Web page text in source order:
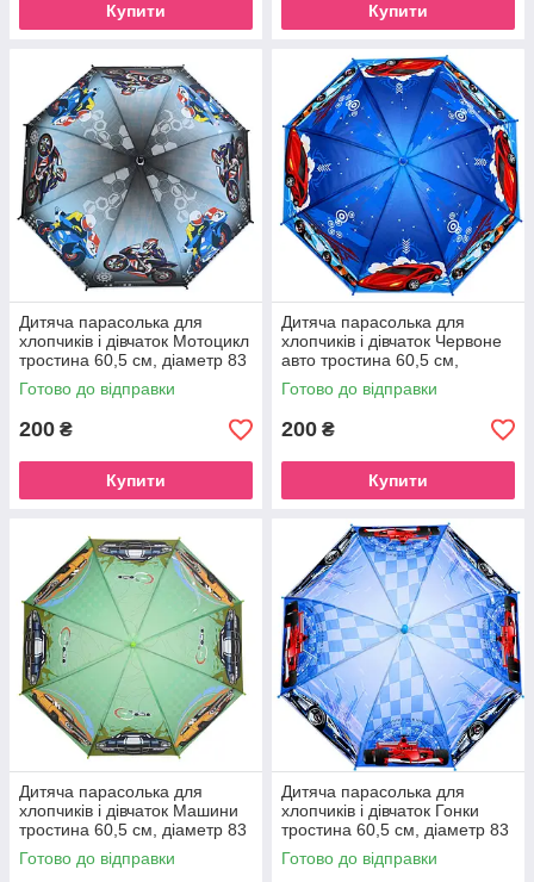
Купити Купити
Дитяча парасолька для
хлопчиків і дівчаток Мотоцикл
тростина 60,5 см, діаметр 83
см
Готово до відправки
200 ₴
Купити
Дитяча парасолька для
хлопчиків і дівчаток Червоне
авто тростина 60,5 см,
діаметр 83 см
Готово до відправки
200 ₴
Купити
Дитяча парасолька для
хлопчиків і дівчаток Машини
тростина 60,5 см, діаметр 83
см
Готово до відправки
Дитяча парасолька для
хлопчиків і дівчаток Гонки
тростина 60,5 см, діаметр 83
см
Готово до відправки